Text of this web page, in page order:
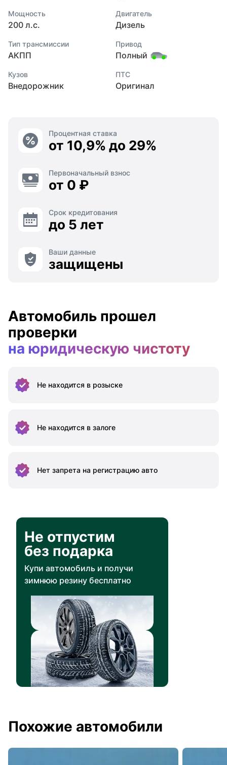
Мощность
200 л.с.
Двигатель
Дизель
Тип трансмиссии
АКПП
Привод
Полный
Кузов
Внедорожник
ПТС
Оригинал
Процентная ставка
от 10,9% до 29%
Первоначальный взнос
от 0 ₽
Срок кредитования
до 5 лет
Ваши данные
защищены
Автомобиль прошел
проверки
на юридическую чистоту
Не находится в розыске
Не находится в залоге
Нет запрета на регистрацию авто
Не отпустим
без подарка
Купи автомобиль и получи
зимнюю резину бесплатно
Похожие автомобили